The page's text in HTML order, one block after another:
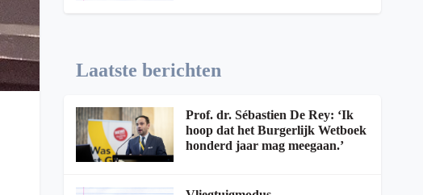
Laatste berichten
Prof. dr. Sébastien De Rey: ‘Ik
hoop dat het Burgerlijk Wetboek
honderd jaar mag meegaan.’